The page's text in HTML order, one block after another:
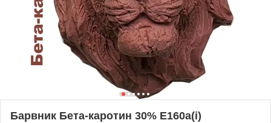
Барвник Бета-каротин 30% Е160а(i)